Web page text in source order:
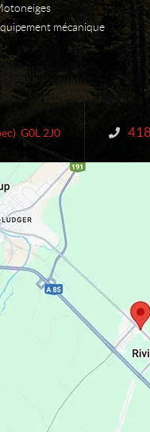
mécanique
G0L 2J0